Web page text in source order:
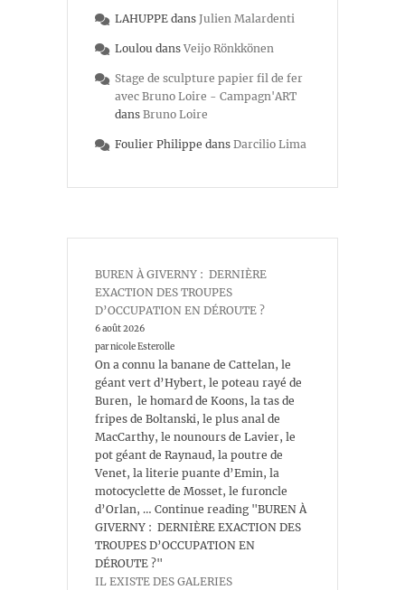
LAHUPPE dans Julien Malardenti
Loulou dans Veijo Rönkkönen
Stage de sculpture papier fil de fer
avec Bruno Loire - Campagn'ART
dans Bruno Loire
Foulier Philippe dans Darcilio Lima
BUREN À GIVERNY : DERNIÈRE
EXACTION DES TROUPES
D’OCCUPATION EN DÉROUTE ?
6 août 2026
par nicole Esterolle
On a connu la banane de Cattelan, le
géant vert d’Hybert, le poteau rayé de
Buren, le homard de Koons, la tas de
fripes de Boltanski, le plus anal de
MacCarthy, le nounours de Lavier, le
pot géant de Raynaud, la poutre de
Venet, la literie puante d’Emin, la
motocyclette de Mosset, le furoncle
d’Orlan, … Continue reading "BUREN À
GIVERNY : DERNIÈRE EXACTION DES
TROUPES D’OCCUPATION EN
DÉROUTE ?"
IL EXISTE DES GALERIES